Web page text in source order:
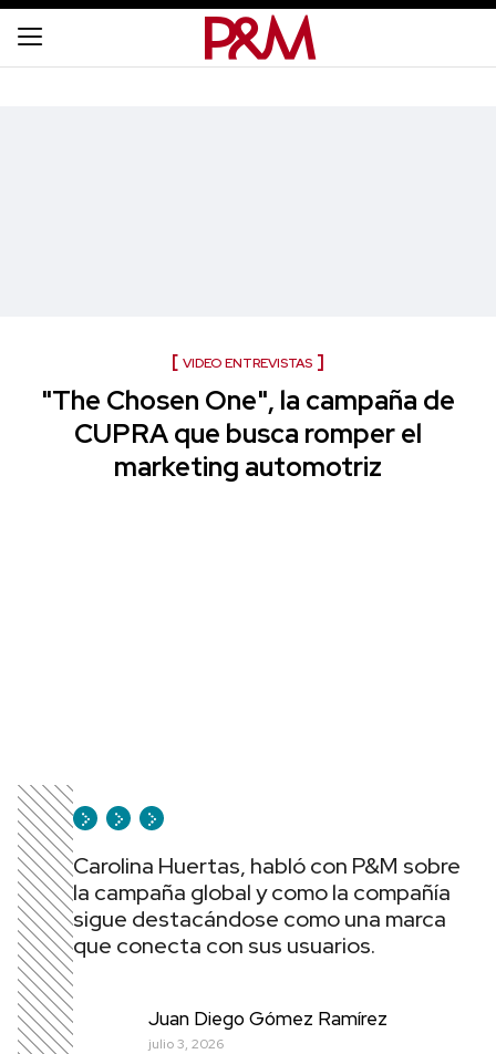
VIDEO ENTREVISTAS
"The Chosen One", la campaña de
CUPRA que busca romper el
marketing automotriz
Carolina Huertas, habló con P&M sobre
la campaña global y como la compañía
sigue destacándose como una marca
que conecta con sus usuarios.
Juan Diego Gómez Ramírez
julio 3, 2026